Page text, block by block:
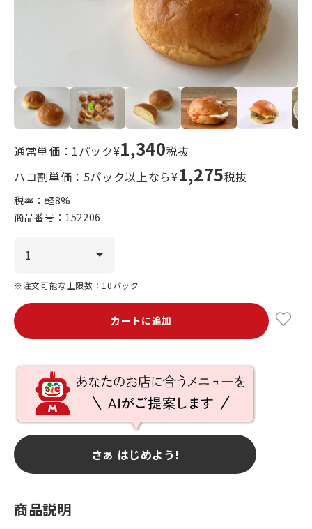
通常単価：1パック¥1,340税抜
ハコ割単価：5パック以上なら¥1,275税抜
税率：軽8%
商品番号： 152206
※注文可能な上限数：10パック
カートに追加
さぁ はじめよう!
商品説明